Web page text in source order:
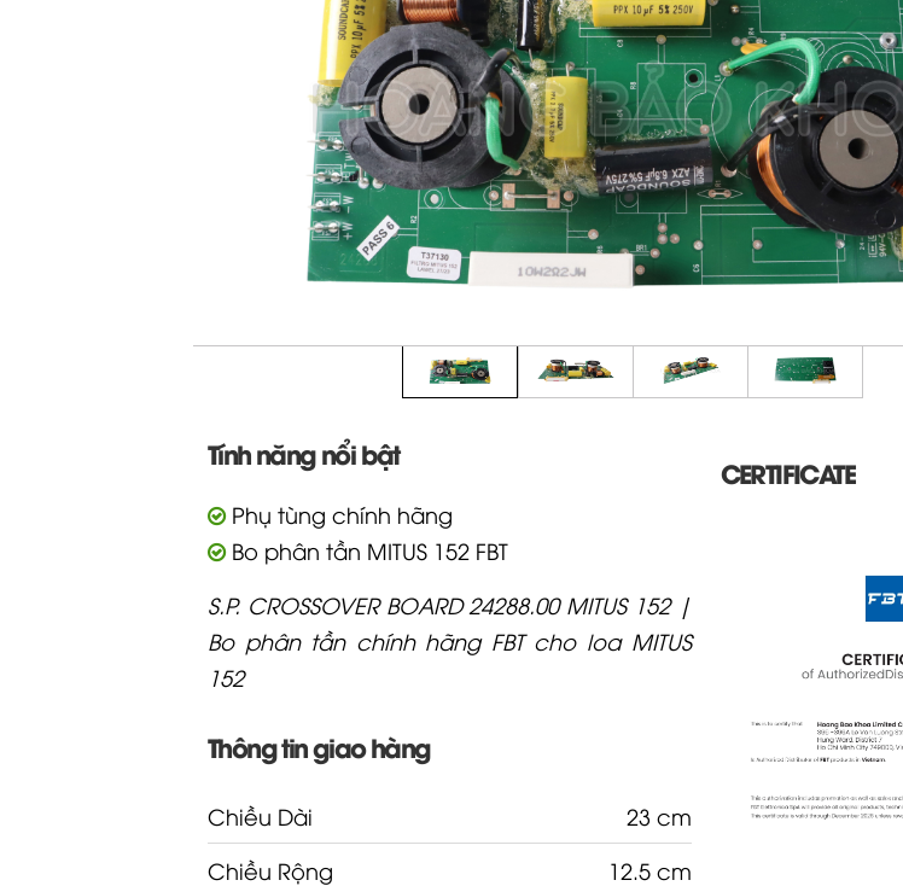
Tính năng nổi bật
Phụ tùng chính hãng
Bo phân tần MITUS 152 FBT
S.P. CROSSOVER BOARD 24288.00 MITUS 152 |
Bo phân tần chính hãng FBT cho loa MITUS
152
Thông tin giao hàng
Chiều Dài
23 cm
Chiều Rộng
12.5 cm
CERTIFICATE